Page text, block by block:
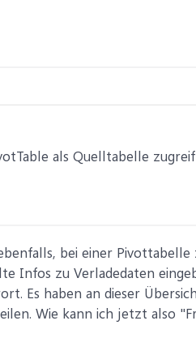
als Quelltabelle
bei einer
Infos zu Verladedaten
Es haben an dieser
Wie kann ich jetzt also